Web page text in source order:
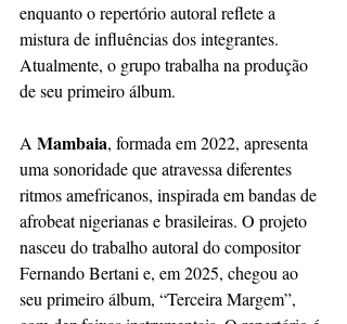
enquanto o repertório autoral reflete a
mistura de influências dos integrantes.
Atualmente, o grupo trabalha na produção
de seu primeiro álbum.
A Mambaia, formada em 2022, apresenta
uma sonoridade que atravessa diferentes
ritmos amefricanos, inspirada em bandas de
afrobeat nigerianas e brasileiras. O projeto
nasceu do trabalho autoral do compositor
Fernando Bertani e, em 2025, chegou ao
seu primeiro álbum, “Terceira Margem”,